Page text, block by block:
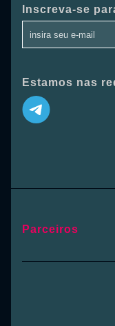
Inscreva-se
Estamos nas
Parceiros